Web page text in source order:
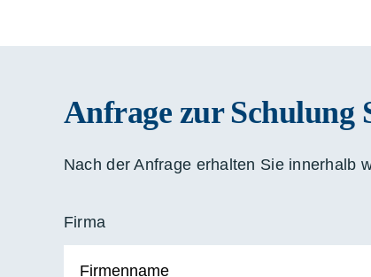
Anfrage zur
Nach der Anfrage erhalten Sie innerhalb
Firma